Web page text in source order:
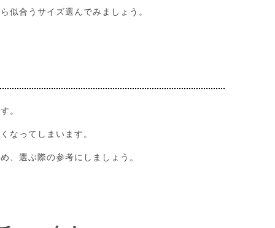
似合うサイズ選んでみましょう。
。
なってしまいます。
、選ぶ際の参考にしましょう。